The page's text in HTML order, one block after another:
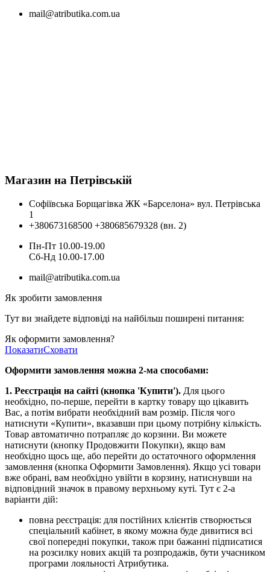
mail@atributika.com.ua
Магазин на Петрівській
Софіївська Борщагівка ЖК «Барселона» вул. Петрівська
1
+380673168500 +380685679328 (вн. 2)
Пн-Пт 10.00-19.00
Cб-Нд 10.00-17.00
mail@atributika.com.ua
Як зробити замовлення
Тут ви знайдете відповіді на найбільш поширені питання:
Як оформити замовлення?
ПоказатиСховати
Оформити замовлення можна 2-ма способами:
1. Реєстрація на сайті (кнопка 'Купити'). Для цього
необхідно, по-перше, перейти в картку товару що цікавить
Вас, а потім вибрати необхідний вам розмір. Після чого
натиснути «Купити», вказавши при цьому потрібну кількість.
Товар автоматично потрапляє до корзини. Ви можете
натиснути (кнопку Продовжити Покупки), якщо вам
необхідно щось ще, або перейти до остаточного оформлення
замовлення (кнопка Оформити Замовлення). Якщо усі товари
вже обрані, вам необхідно увійти в корзину, натиснувши на
відповідний значок в правому верхньому куті. Тут є 2-а
варіанти дій:
повна реєстрація: для постійних клієнтів створюється
спеціальний кабінет, в якому можна буде дивитися всі
свої попередні покупки, також при бажанні підписатися
на розсилку нових акцій та розпродажів, бути учасником
програми лояльності Атрибутика.